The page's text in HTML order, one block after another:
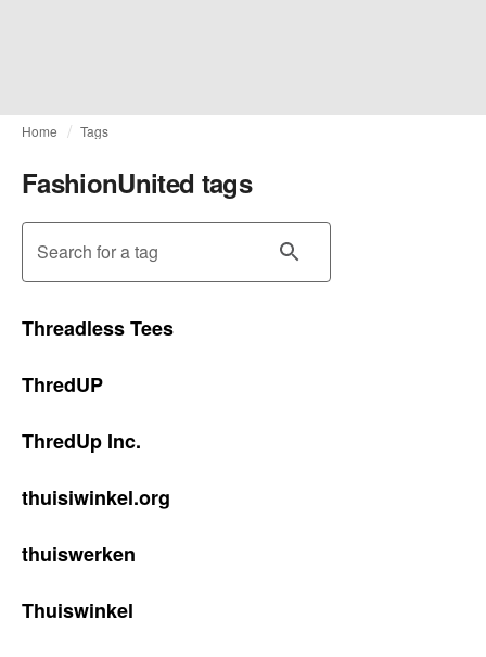
Home Tags
FashionUnited tags
Search for a tag
Threadless Tees
ThredUP
ThredUp Inc.
thuisiwinkel.org
thuiswerken
Thuiswinkel